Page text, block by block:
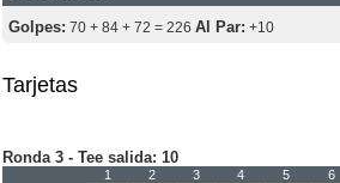
Golpes: 70 + 84 + 72 = 226 Al Par: +10
Tarjetas
Ronda 3 - Tee salida: 10
1 2 3 4 5 6